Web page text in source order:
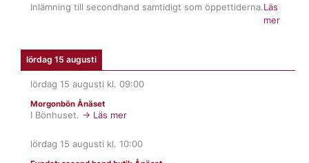
Inlämning till secondhand samtidigt som öppettiderna.Läs
mer
lördag 15 augusti
lördag 15 augusti kl. 09:00
Morgonbön Ånäset
I Bönhuset. → Läs mer
lördag 15 augusti kl. 10:00